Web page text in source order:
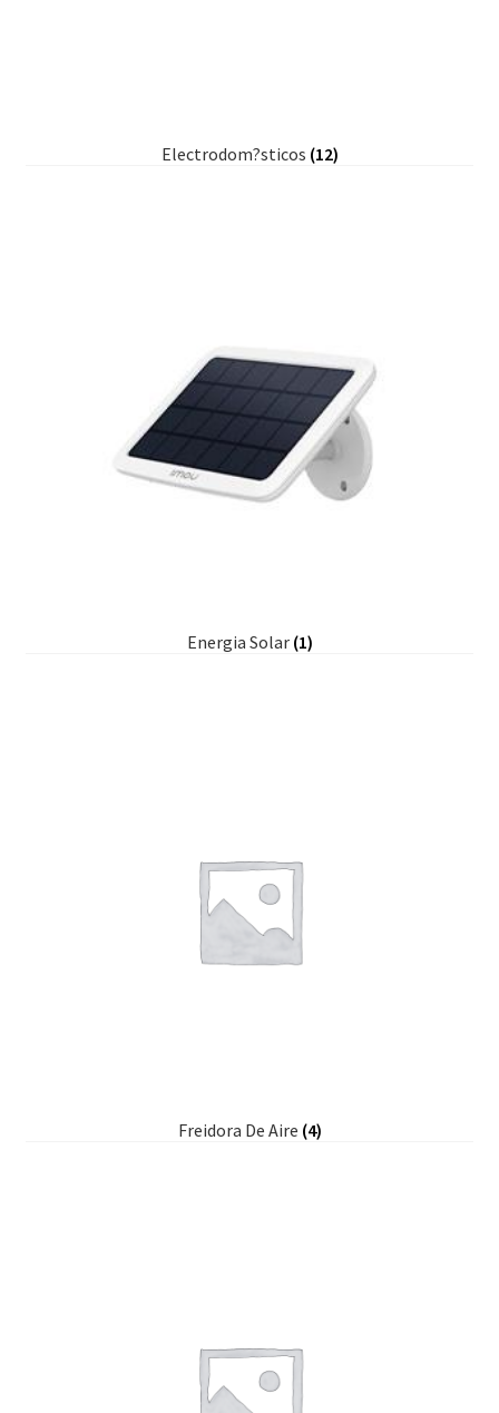
Electrodom?sticos (12)
Energia Solar (1)
Freidora De Aire (4)